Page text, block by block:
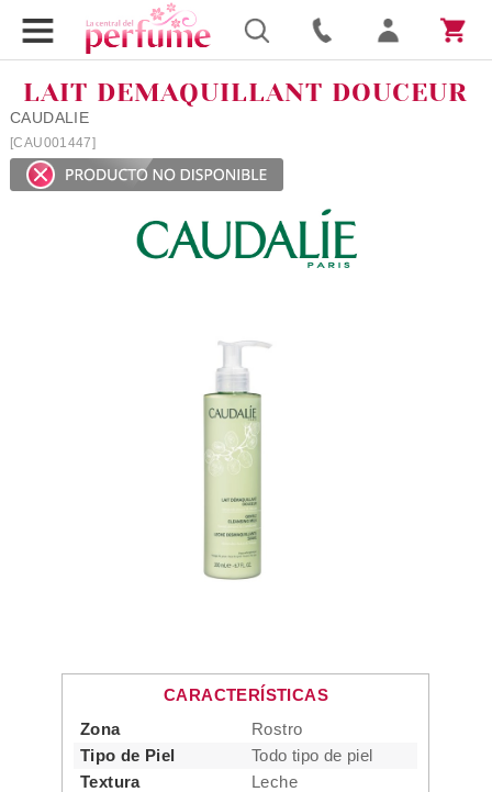
LAIT DEMAQUILLANT DOUCEUR
CAUDALIE
[CAU001447]
CARACTERÍSTICAS
Zona
Rostro
Tipo de Piel
Todo tipo de piel
Textura
Leche